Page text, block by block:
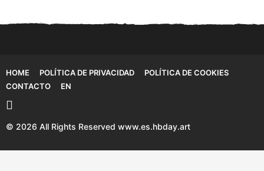
HOME POLÍTICA DE PRIVACIDAD
POLÍTICA DE COOKIES
CONTACTO
EN
© 2026 All Rights Reserved www.es.hbday.art